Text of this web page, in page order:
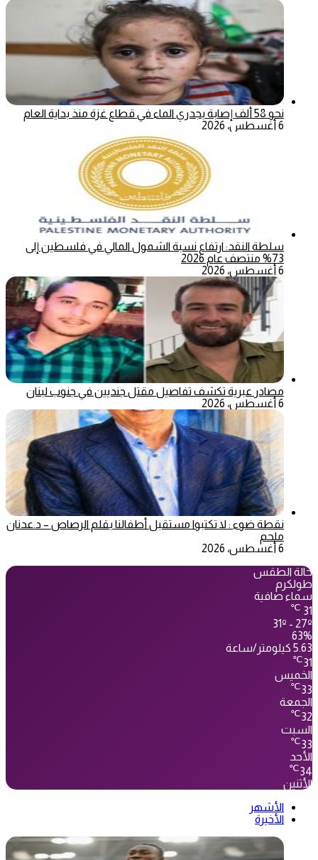
نحو 58 ألف إصابة بجدري الماء في قطاع غزة منذ بداية العام
6 أغسطس، 2026
سلطة النقد: ارتفاع نسبة الشمول المالي في فلسطين إلى
73% منتصف عام 2026
6 أغسطس، 2026
مصادر عبرية تكشف تفاصيل مقتل جنديين في جنوب لبنان
6 أغسطس، 2026
نقطة ضوء : لا تكتبوا مستقبل أطفالنا بقلم الرصاص – د.عدنان
ملحم
6 أغسطس، 2026
حالة الطقس
طولكرم
سماء صافية
31
℃
31º - 27º
63%
5.63 كيلومتر/ساعة
31
℃
الخميس
33
℃
الجمعة
32
℃
السبت
33
℃
الأحد
34
℃
الأثنين
الأشهر
الأخيرة